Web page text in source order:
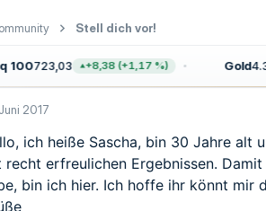
Stell dich vor!
723,03 +8,38 (+1,17 %) Gold
2017
ich heiße Sascha, bin 30 Jahre alt
recht erfreulichen Ergebnissen.
bin ich hier. Ich hoffe ihr könnt mir